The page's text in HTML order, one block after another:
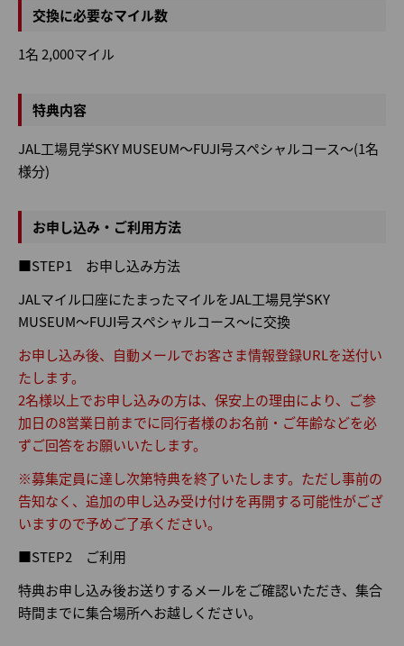
交換に必要なマイル数
1名 2,000マイル
特典内容
JAL工場見学SKY MUSEUM～FUJI号スペシャルコース～(1名
様分)
お申し込み・ご利用方法
■STEP1 お申し込み方法
JALマイル口座にたまったマイルをJAL工場見学SKY
MUSEUM～FUJI号スペシャルコース～に交換
お申し込み後、自動メールでお客さま情報登録URLを送付い
たします。
2名様以上でお申し込みの方は、保安上の理由により、ご参
加日の8営業日前までに同行者様のお名前・ご年齢などを必
ずご回答をお願いいたします。
※募集定員に達し次第特典を終了いたします。ただし事前の
告知なく、追加の申し込み受け付けを再開する可能性がござ
いますので予めご了承ください。
■STEP2 ご利用
特典お申し込み後お送りするメールをご確認いただき、集合
時間までに集合場所へお越しください。